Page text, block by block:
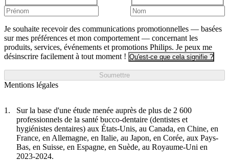
Je souhaite recevoir des communications promotionnelles — basées
sur mes préférences et mon comportement — concernant les
produits, services, événements et promotions Philips. Je peux me
désinscrire facilement à tout moment ! Qu'est-ce que cela signifie ?
Soumettre
Mentions légales
Sur la base d'une étude menée auprès de plus de 2 600
professionnels de la santé bucco-dentaire (dentistes et
hygiénistes dentaires) aux États-Unis, au Canada, en Chine, en
France, en Allemagne, en Italie, au Japon, en Corée, aux Pays-
Bas, en Suisse, en Espagne, en Suède, au Royaume-Uni en
2023-2024.